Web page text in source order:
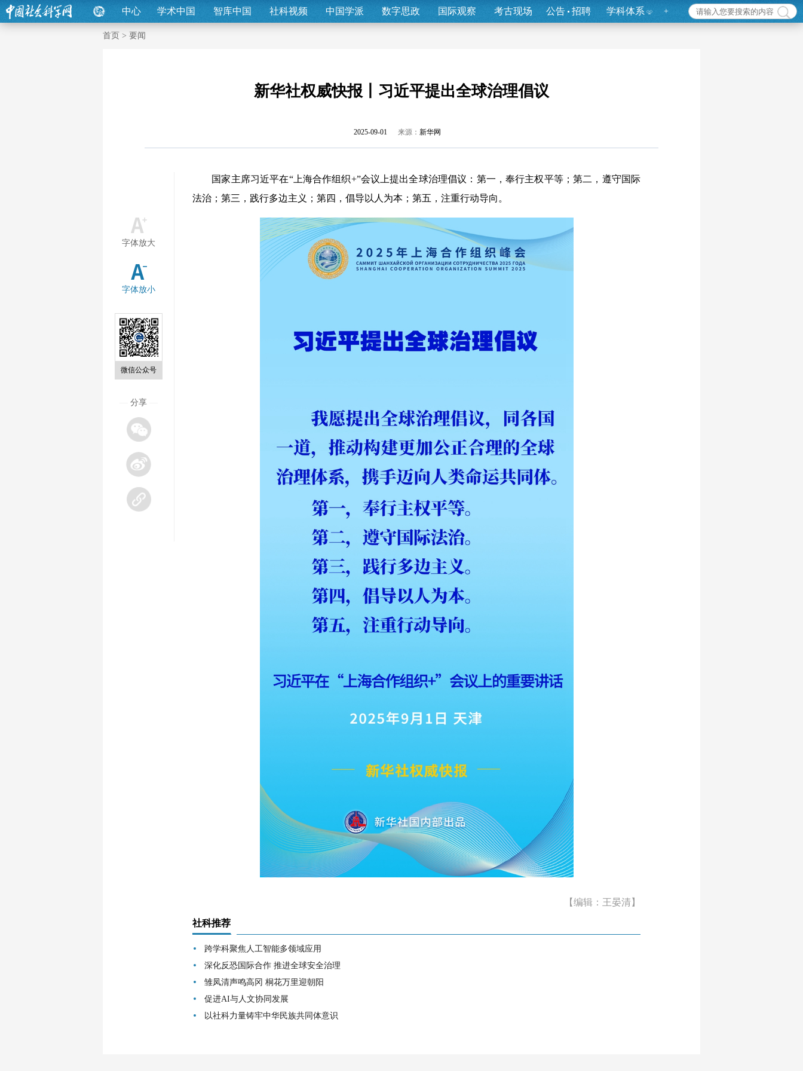
中心 学术中国 智库中国 社科视频 中国学派 数字思政 国际观察 考古现场 公告 招聘 学科体系 +
首页 > 要闻
新华社权威快报丨习近平提出全球治理倡议
2025-09-01 来源： 新华网
字体放大
字体放小
微信公众号
分享
国家主席习近平在“上海合作组织+”会议上提出全球治理倡议：第一，奉行主权平等；第二，遵守国际
法治；第三，践行多边主义；第四，倡导以人为本；第五，注重行动导向。
【编辑：王晏清】
社科推荐
跨学科聚焦人工智能多领域应用
深化反恐国际合作 推进全球安全治理
雏凤清声鸣高冈 桐花万里迎朝阳
促进AI与人文协同发展
以社科力量铸牢中华民族共同体意识